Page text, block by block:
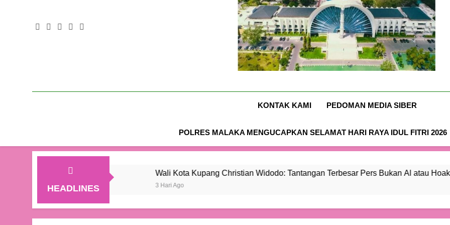
bagi
Mafia
Beras
Fortifikasi
atau
Hoaks,
Tapi
Kepercayaan
Publik
Sasando
bagi
Beras
Fortifikasi
atau
Hoaks,
Tapi
Kepercayaan
Publik
Hotel
Sasando
Ruang
bagi
Mafia
Beras
Fortifikasi
Nusa-
KONTAK KAMI PEDOMAN MEDIA SIBER
POLRES MALAKA MENGUCAPKAN SELAMAT HARI RAYA IDUL FITRI 2026
HEADLINES
Wali Kota Kupang Christian Widodo: Tantangan Terbesar Pers Bukan Al atau Hoaks, Tapi